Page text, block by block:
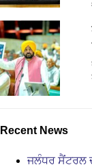
Recent News
ਜਲੰਧਰ ਸੈਂਟਰਲ